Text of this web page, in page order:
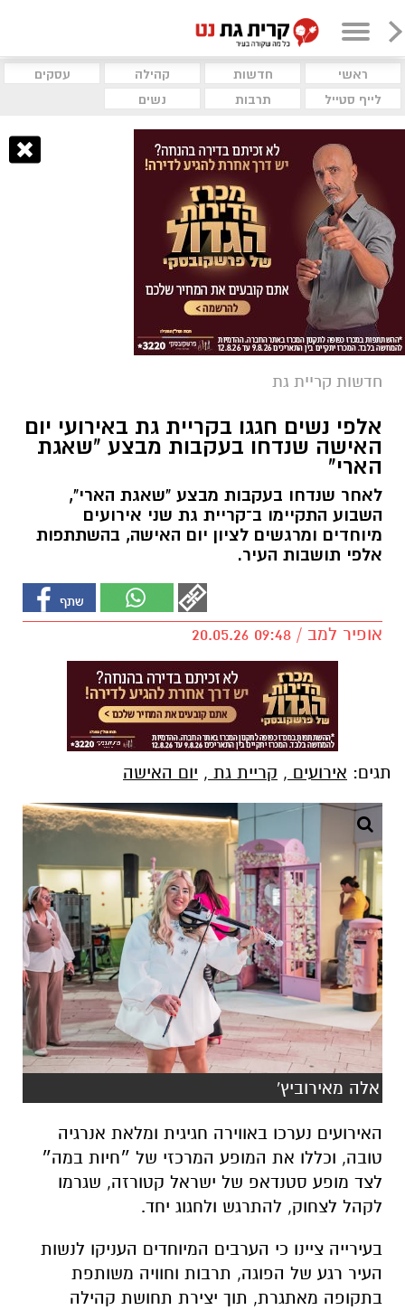
ראשי חדשות קהילה
עסקים
לייף סטייל
תרבות נשים
חדשות קריית גת
אלפי נשים חגגו בקריית גת באירועי יום
האישה שנדחו בעקבות מבצע "שאגת
הארי"
לאחר שנדחו בעקבות מבצע "שאגת הארי",
השבוע התקיימו ב־קריית גת שני אירועים
מיוחדים ומרגשים לציון יום האישה, בהשתתפות
אלפי תושבות העיר.
אופיר למב / 09:48 20.05.26
תגים: אירועים , קריית גת , יום האישה
אלה מאירוביץ'
האירועים נערכו באווירה חגיגית ומלאת אנרגיה
טובה, וכללו את המופע המרכזי של ״חיות במה״
לצד מופע סטנדאפ של ישראל קטורזה, שגרמו
לקהל לצחוק, להתרגש ולחגוג יחד.
בעירייה ציינו כי הערבים המיוחדים העניקו לנשות
העיר רגע של הפוגה, תרבות וחוויה משותפת
בתקופה מאתגרת, תוך יצירת תחושת קהילה